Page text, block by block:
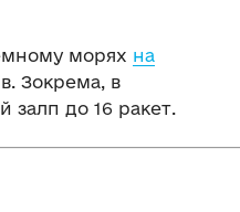
морях на
Зокрема, в
залп до 16 ракет.